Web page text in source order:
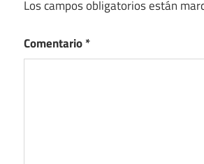
Los campos obligatorios están
Comentario*